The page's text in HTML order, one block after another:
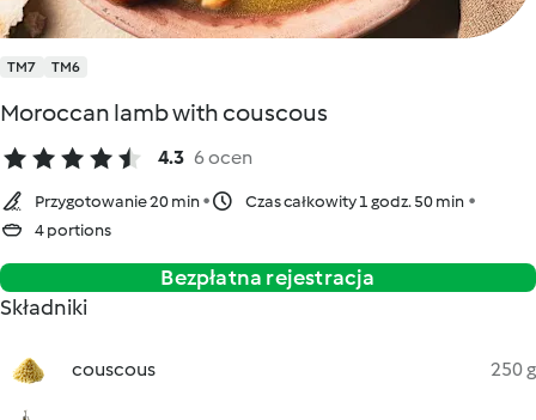
TM7 TM6
Moroccan lamb with couscous
4.3 6 ocen
Przygotowanie 20 min
Czas całkowity 1 godz. 50 min
4 portions
Bezpłatna rejestracja
Składniki
couscous 250 g